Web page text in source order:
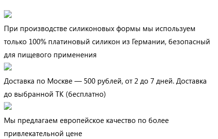
При производстве силиконовых формы мы используем
только 100% платиновый силикон из Германии, безопасный
для пищевого применения
Доставка по Москве — 500 рублей, от 2 до 7 дней. Доставка
до выбранной ТК (бесплатно)
Мы предлагаем европейское качество по более
привлекательной цене